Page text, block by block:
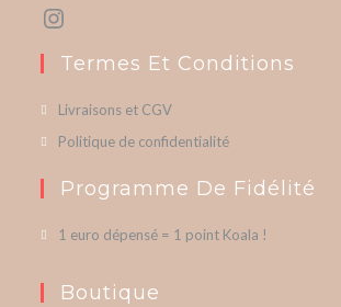
Termes Et Conditions
Livraisons et CGV
Politique de confidentialité
Programme De Fidélité
1 euro dépensé = 1 point Koala !
Boutique